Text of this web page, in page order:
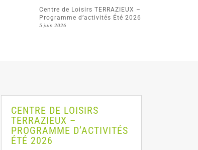
Centre de Loisirs TERRAZIEUX –
Programme d’activités Été 2026
5 juin 2026
CENTRE DE LOISIRS
TERRAZIEUX –
PROGRAMME D’ACTIVITÉS
ÉTÉ 2026